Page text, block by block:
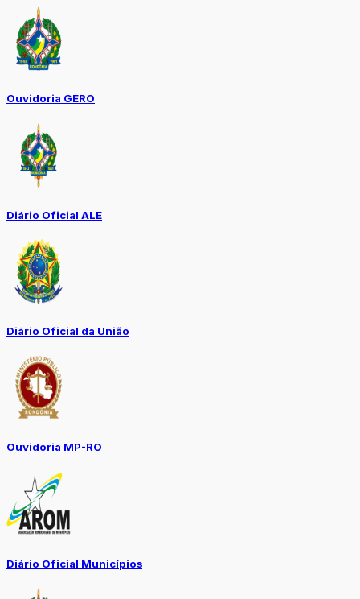
Ouvidoria GERO
Diário Oficial ALE
Diário Oficial da União
Ouvidoria MP-RO
Diário Oficial Municípios